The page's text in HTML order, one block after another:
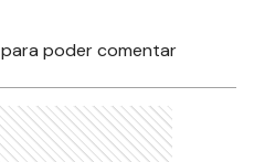
para poder comentar